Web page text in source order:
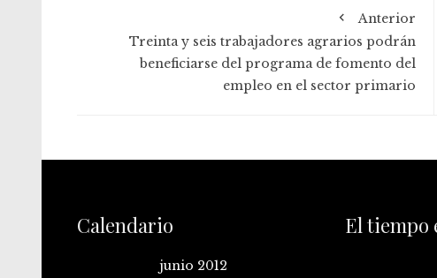
Anterior
Treinta y seis trabajadores agrarios podrán
beneficiarse del programa de fomento del
empleo en el sector primario
Calendario
junio 2012
El tiempo